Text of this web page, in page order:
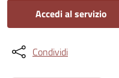
Accedi al servizio
Condividi